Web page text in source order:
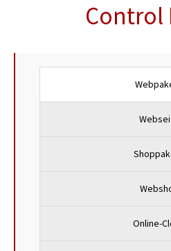
Control
Online-